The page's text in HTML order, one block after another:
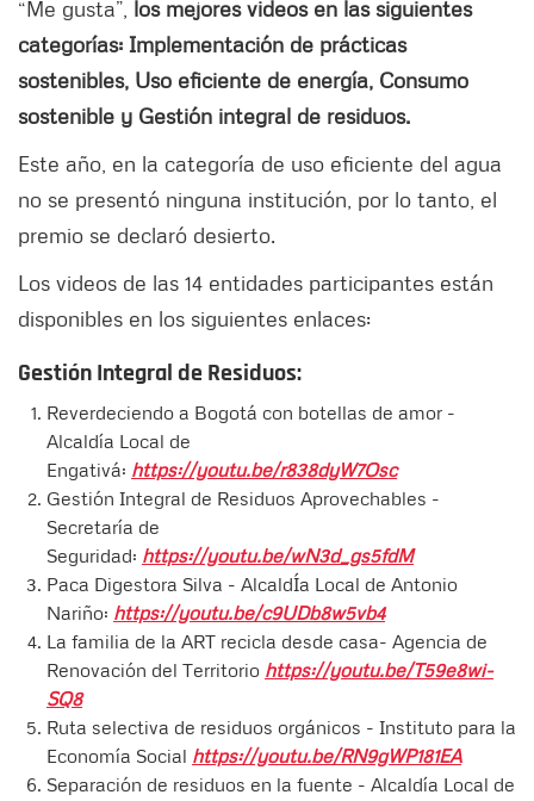
“Me gusta”, los mejores videos en las siguientes
categorías: Implementación de prácticas
sostenibles, Uso eficiente de energía, Consumo
sostenible y Gestión integral de residuos.
Este año, en la categoría de uso eficiente del agua
no se presentó ninguna institución, por lo tanto, el
premio se declaró desierto.
Los videos de las 14 entidades participantes están
disponibles en los siguientes enlaces:
Gestión Integral de Residuos:
Reverdeciendo a Bogotá con botellas de amor -
Alcaldía Local de
Engativá: https://youtu.be/r838dyW7Osc
Gestión Integral de Residuos Aprovechables -
Secretaría de
Seguridad: https://youtu.be/wN3d_gs5fdM
Paca Digestora Silva - AlcaldÍa Local de Antonio
Nariño: https://youtu.be/c9UDb8w5vb4
La familia de la ART recicla desde casa- Agencia de
Renovación del Territorio https://youtu.be/T59e8wi-
SQ8
Ruta selectiva de residuos orgánicos - Instituto para la
Economía Social https://youtu.be/RN9gWP181EA
Separación de residuos en la fuente - Alcaldía Local de